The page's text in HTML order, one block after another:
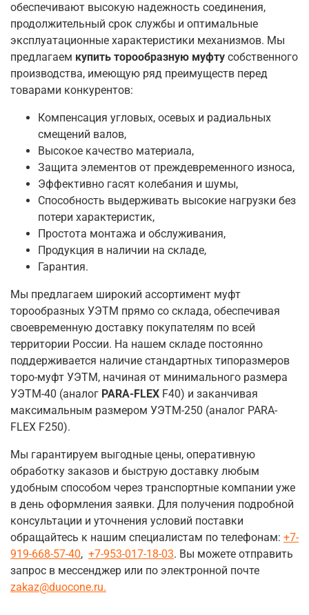
обеспечивают высокую надежность соединения,
продолжительный срок службы и оптимальные
эксплуатационные характеристики механизмов. Мы
предлагаем купить торообразную муфту собственного
производства, имеющую ряд преимуществ перед
товарами конкурентов:
Компенсация угловых, осевых и радиальных
смещений валов,
Высокое качество материала,
Защита элементов от преждевременного износа,
Эффективно гасят колебания и шумы,
Способность выдерживать высокие нагрузки без
потери характеристик,
Простота монтажа и обслуживания,
Продукция в наличии на складе,
Гарантия.
Мы предлагаем широкий ассортимент муфт
торообразных УЭТМ прямо со склада, обеспечивая
своевременную доставку покупателям по всей
территории России. На нашем складе постоянно
поддерживается наличие стандартных типоразмеров
торо-муфт УЭТМ, начиная от минимального размера
УЭТМ-40 (аналог PARA-FLEX F40) и заканчивая
максимальным размером УЭТМ-250 (аналог PARA-
FLEX F250).
Мы гарантируем выгодные цены, оперативную
обработку заказов и быструю доставку любым
удобным способом через транспортные компании уже
в день оформления заявки. Для получения подробной
консультации и уточнения условий поставки
обращайтесь к нашим специалистам по телефонам: +7-
919-668-57-40, +7-953-017-18-03. Вы можете отправить
запрос в мессенджер или по электронной почте
zakaz@duocone.ru.